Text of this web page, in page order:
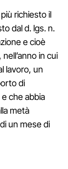
richiesto il
dal d. lgs. n.
e cioè
in cui
lavoro, un
di
che abbia
metà
un mese di